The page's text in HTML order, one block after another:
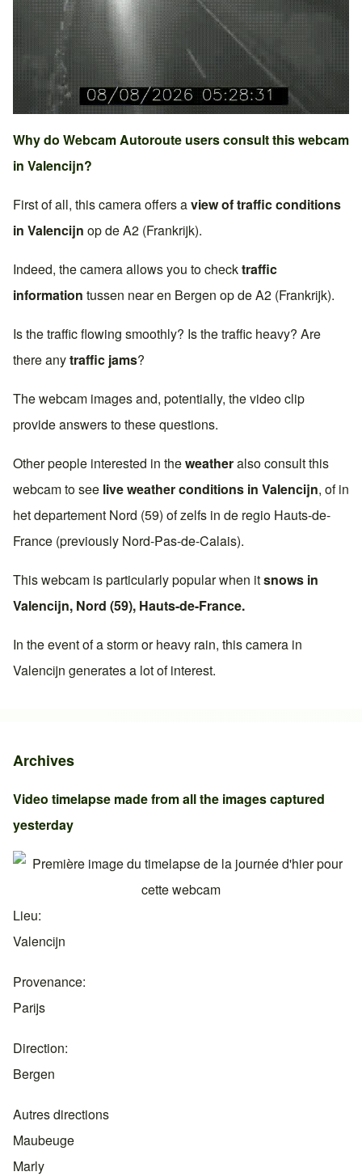
Why do Webcam Autoroute users consult this webcam
in Valencijn?
First of all, this camera offers aview of traffic conditions
in Valencijn op deA2 (Frankrijk).
Indeed, the camera allows you to checktraffic
information tussen near en Bergen op deA2 (Frankrijk).
Is the traffic flowing smoothly? Is the traffic heavy? Are
there anytraffic jams?
The webcam images and, potentially, the video clip
provide answers to these questions.
Other people interested in theweatheralso consult this
webcam to see live weather conditions in Valencijn, of in
het departement Nord (59) of zelfs in de regio Hauts-de-
France (previously Nord-Pas-de-Calais).
This webcam is particularly popular when itsnows in
Valencijn, Nord (59), Hauts-de-France.
In the event of a storm or heavy rain, this camera in
Valencijn generates a lot of interest.
Archives
Video timelapse made from all the images captured
yesterday
Lieu
Valencijn
Provenance
Parijs
Direction
Bergen
Autres directions
Maubeuge
Marly